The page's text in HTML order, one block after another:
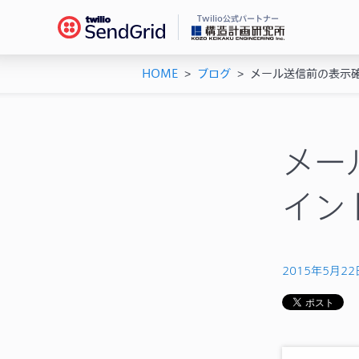
Twilio公式パートナー
機
ド
API
シ
HOME > ブログ > メール送信前の表示
メ
イン
2015年5月22